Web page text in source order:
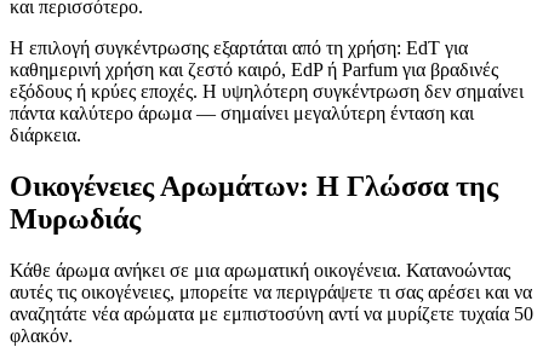
και περισσότερο.
Η επιλογή συγκέντρωσης εξαρτάται από τη χρήση: EdT για
καθημερινή χρήση και ζεστό καιρό, EdP ή Parfum για βραδινές
εξόδους ή κρύες εποχές. Η υψηλότερη συγκέντρωση δεν σημαίνει
πάντα καλύτερο άρωμα — σημαίνει μεγαλύτερη ένταση και
διάρκεια.
Οικογένειες Αρωμάτων: Η Γλώσσα της
Μυρωδιάς
Κάθε άρωμα ανήκει σε μια αρωματική οικογένεια. Κατανοώντας
αυτές τις οικογένειες, μπορείτε να περιγράψετε τι σας αρέσει και να
αναζητάτε νέα αρώματα με εμπιστοσύνη αντί να μυρίζετε τυχαία 50
φλακόν.